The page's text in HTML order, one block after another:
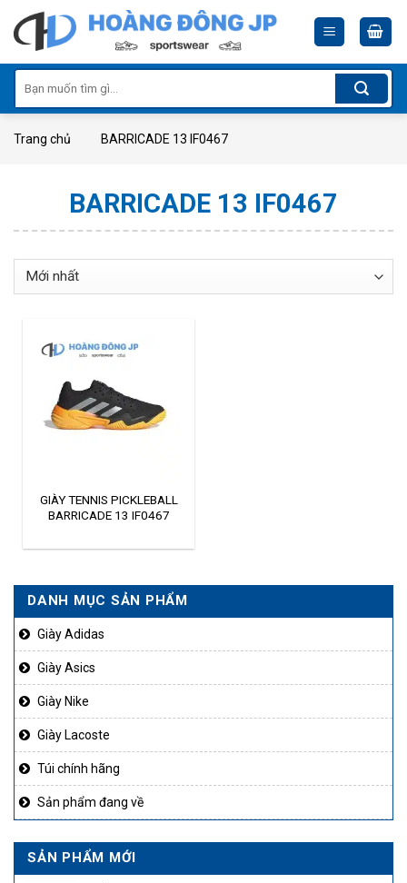
content
kiếm:
Trang chủ BARRICADE 13 IF0467
BARRICADE 13 IF0467
GIÀY TENNIS PICKLEBALL
BARRICADE 13 IF0467
DANH MỤC SẢN PHẨM
Giày Adidas
Giày Asics
Giày Nike
Giày Lacoste
Túi chính hãng
Sản phẩm đang về
SẢN PHẨM MỚI